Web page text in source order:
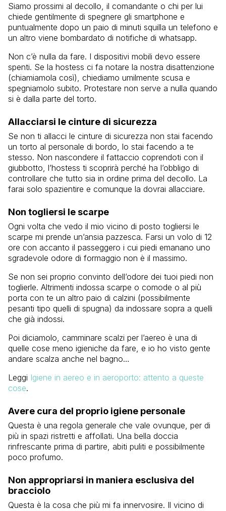
Siamo prossimi al decollo, il comandante o chi per lui
chiede gentilmente di spegnere gli smartphone e
puntualmente dopo un paio di minuti squilla un telefono e
un altro viene bombardato di notifiche di whatsapp.
Non c’è nulla da fare. I dispositivi mobili devo essere
spenti. Se la hostess ci fa notare la nostra disattenzione
(chiamiamola così), chiediamo umilmente scusa e
spegniamolo subito. Protestare non serve a nulla quando
si è dalla parte del torto.
Allacciarsi le cinture di sicurezza
Se non ti allacci le cinture di sicurezza non stai facendo
un torto al personale di bordo, lo stai facendo a te
stesso. Non nascondere il fattaccio coprendoti con il
giubbotto, l’hostess ti scoprirà perché ha l’obbligo di
controllare che tutto sia in ordine prima del decollo. La
farai solo spazientire e comunque la dovrai allacciare.
Non togliersi le scarpe
Ogni volta che vedo il mio vicino di posto togliersi le
scarpe mi prende un’ansia pazzesca. Farsi un volo di 12
ore con accanto il passeggero i cui piedi emanano uno
sgradevole odore di formaggio non è il massimo.
Se non sei proprio convinto dell’odore dei tuoi piedi non
toglierle. Altrimenti indossa scarpe o comode o al più
porta con te un altro paio di calzini (possibilmente
pesanti tipo quelli di spugna) da indossare sopra a quelli
che già indossi.
Poi diciamolo, camminare scalzi per l’aereo è una di
quelle cose meno igieniche da fare, e io ho visto gente
andare scalza anche nel bagno…
Leggi Igiene in aereo e in aeroporto: attento a queste
cose.
Avere cura del proprio igiene personale
Questa è una regola generale che vale ovunque, per di
più in spazi ristretti e affollati. Una bella doccia
rinfrescante prima di partire, abiti puliti e possibilmente
poco profumo.
Non appropriarsi in maniera esclusiva del
bracciolo
Questa è la cosa che più mi fa innervosire. Il vicino di